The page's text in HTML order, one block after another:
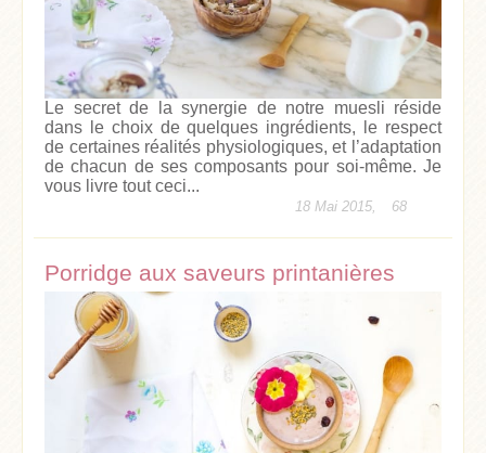
Le secret de la synergie de notre muesli réside
dans le choix de quelques ingrédients, le respect
de certaines réalités physiologiques, et l’adaptation
de chacun de ses composants pour soi-même. Je
vous livre tout ceci...
18 Mai 2015, 68
Porridge aux saveurs printanières